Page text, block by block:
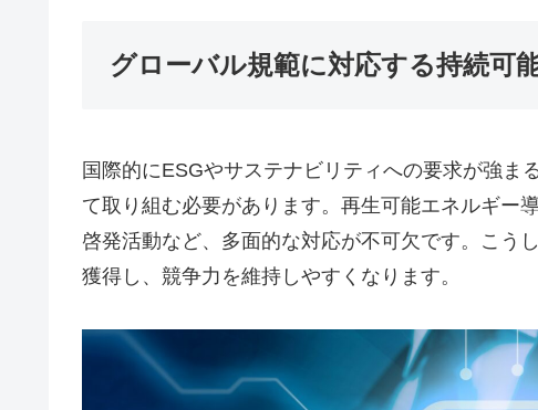
グローバル規範に対応する持続可
国際的にESGやサステナビリティへの要求が強ま
て取り組む必要があります。再生可能エネルギー
啓発活動など、多面的な対応が不可欠です。こう
獲得し、競争力を維持しやすくなります。